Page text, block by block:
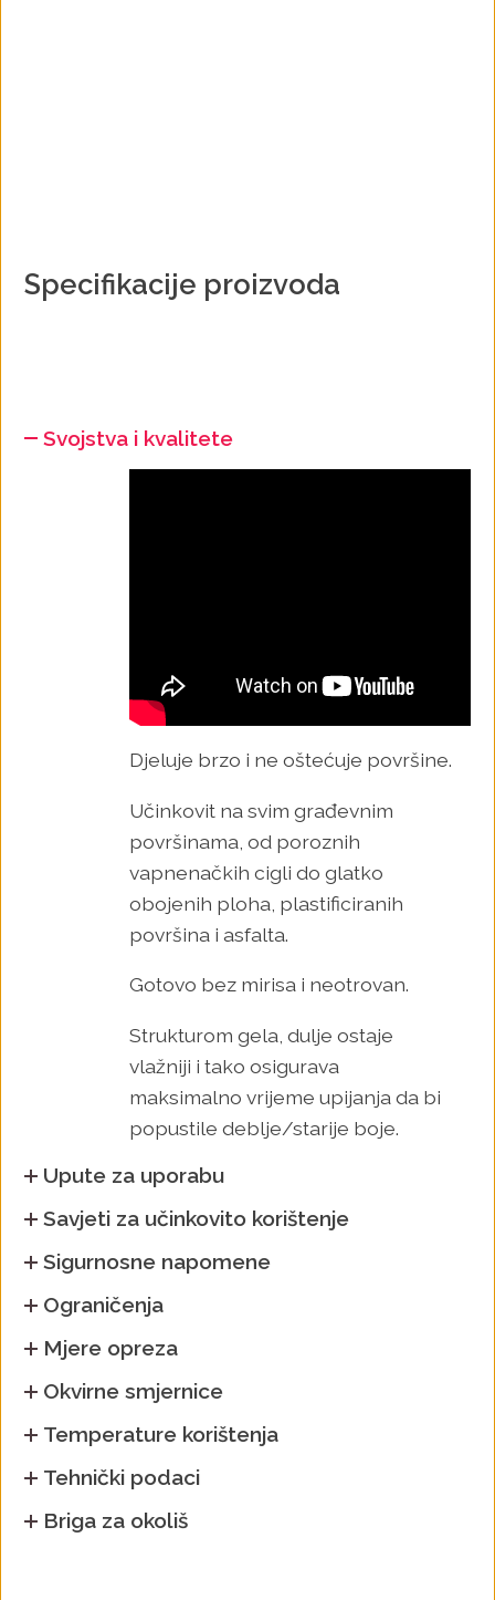
Specifikacije proizvoda
Svojstva i kvalitete
Djeluje brzo i ne oštećuje površine.
Učinkovit na svim građevnim
površinama, od poroznih
vapnenačkih cigli do glatko
obojenih ploha, plastificiranih
površina i asfalta.
Gotovo bez mirisa i neotrovan.
Strukturom gela, dulje ostaje
vlažniji i tako osigurava
maksimalno vrijeme upijanja da bi
popustile deblje/starije boje.
Upute za uporabu
Savjeti za učinkovito korištenje
Sigurnosne napomene
Ograničenja
Mjere opreza
Okvirne smjernice
Temperature korištenja
Tehnički podaci
Briga za okoliš